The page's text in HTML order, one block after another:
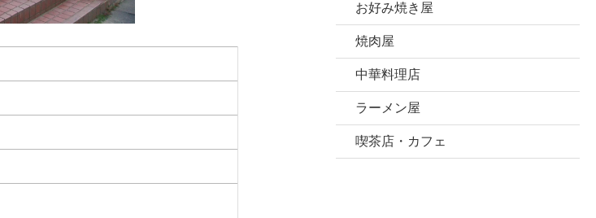
お好み焼き屋
焼肉屋
中華料理店
ラーメン屋
喫茶店・カフェ